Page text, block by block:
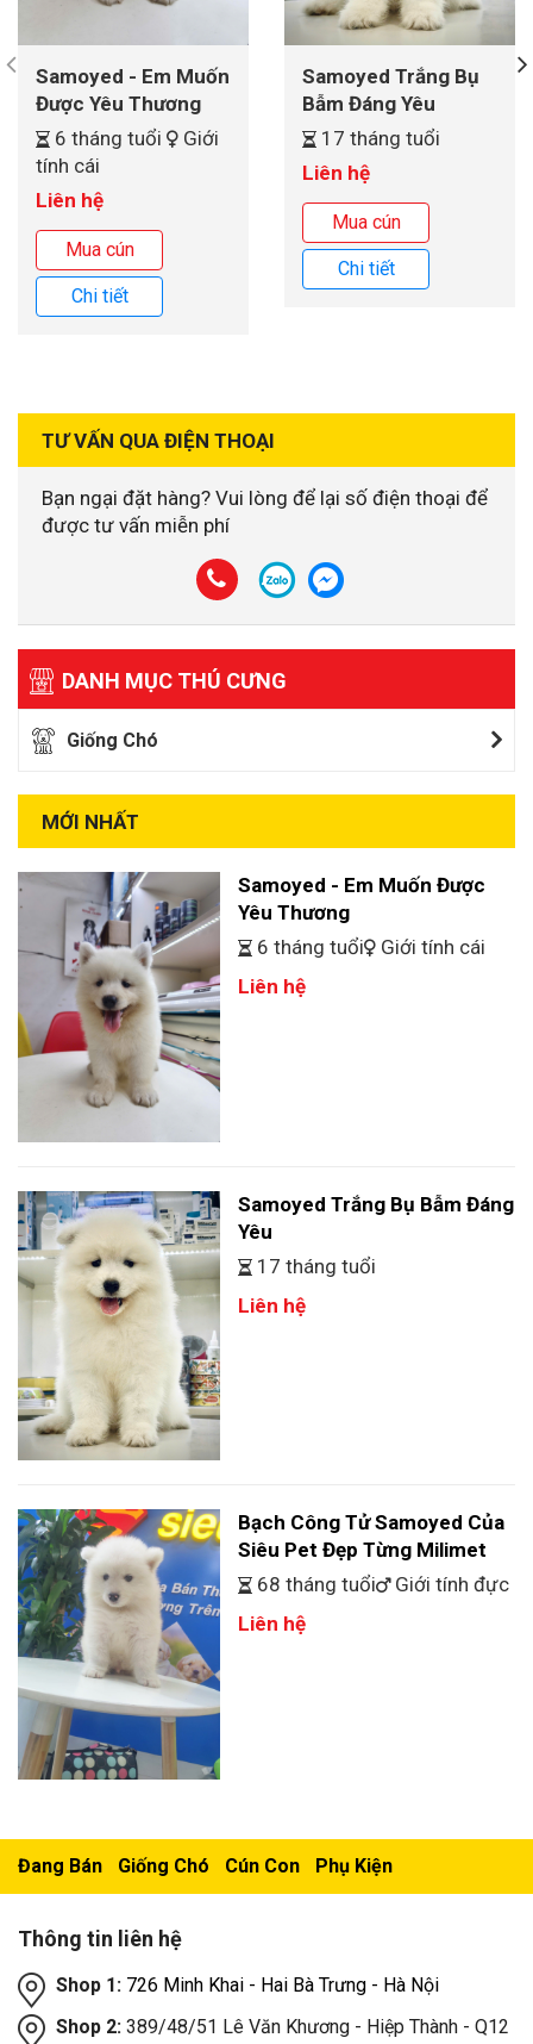
Samoyed - Em Muốn
Được Yêu Thương
6 tháng tuổi
Giới
tính cái
Liên hệ
Mua cún
Chi tiết
Samoyed Trắng Bụ
Bẫm Đáng Yêu
17 tháng tuổi
Liên hệ
Mua cún
Chi tiết
TƯ VẤN QUA ĐIỆN THOẠI
Bạn ngại đặt hàng? Vui lòng để lại số điện thoại để
được tư vấn miễn phí
DANH MỤC THÚ CƯNG
Giống Chó
MỚI NHẤT
Samoyed - Em Muốn Được
Yêu Thương
6 tháng tuổi
Giới tính cái
Liên hệ
Samoyed Trắng Bụ Bẫm Đáng
Yêu
17 tháng tuổi
Liên hệ
Bạch Công Tử Samoyed Của
Siêu Pet Đẹp Từng Milimet
68 tháng tuổi
Giới tính đực
Liên hệ
Đang Bán Giống Chó Cún Con Phụ Kiện
Thông tin liên hệ
Shop 1: 726 Minh Khai - Hai Bà Trưng - Hà Nội
Shop 2: 389/48/51 Lê Văn Khương - Hiệp Thành - Q12